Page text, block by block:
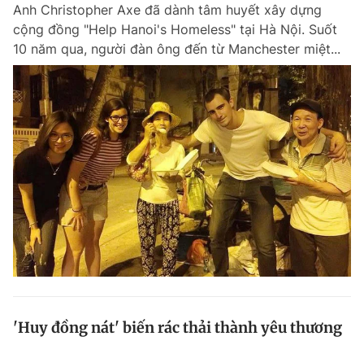
Anh Christopher Axe đã dành tâm huyết xây dựng
cộng đồng "Help Hanoi's Homeless" tại Hà Nội. Suốt
10 năm qua, người đàn ông đến từ Manchester miệt...
'Huy đồng nát' biến rác thải thành yêu thương